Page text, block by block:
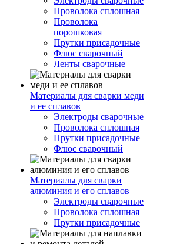
Проволока сплошная
Проволока
порошковая
Прутки присадочные
Флюс сварочный
Ленты сварочные
Материалы для сварки меди
и ее сплавов
Электроды сварочные
Проволока сплошная
Прутки присадочные
Флюс сварочный
Материалы для сварки
алюминия и его сплавов
Электроды сварочные
Проволока сплошная
Прутки присадочные